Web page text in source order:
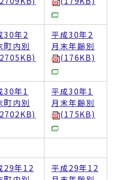
30年2
町内別
平成30年2
月末年齢別
(176KB)
30年1
町内別
平成30年1
月末年齢別
(175KB)
29年12
平成29年12